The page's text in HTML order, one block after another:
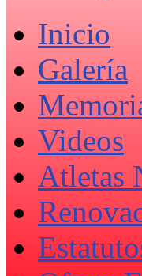
Inicio
Galería
Videos
Atletas